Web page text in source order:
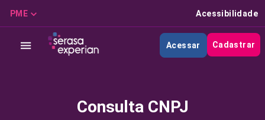
PME Acessibilidade
Acessar Cadastrar
Consulta CNPJ